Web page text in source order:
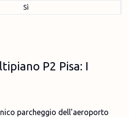
Sì
P2 Pisa: I
parcheggio dell'aeroporto